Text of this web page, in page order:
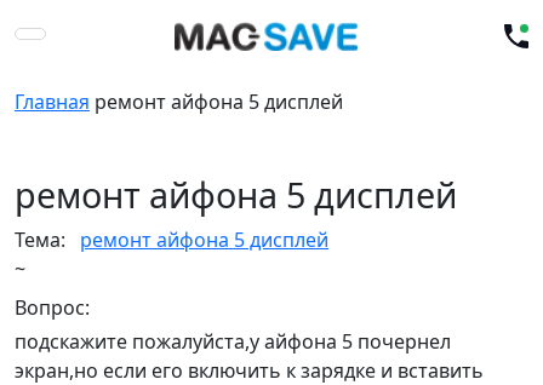
Главная ремонт айфона 5 дисплей
ремонт айфона 5 дисплей
Тема:
ремонт айфона 5 дисплей
~
Вопрос:
подскажите пожалуйста,у айфона 5 почернел
экран,но если его включить к зарядке и вставить